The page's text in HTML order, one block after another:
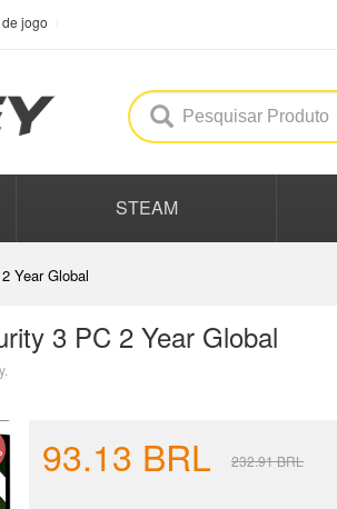
jogo
STEAM
Year Global
3 PC 2 Year Global
93.13 BRL 232.91BRL